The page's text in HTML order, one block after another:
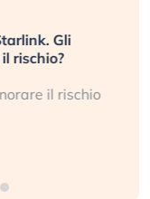
Gli
rischio?
il rischio